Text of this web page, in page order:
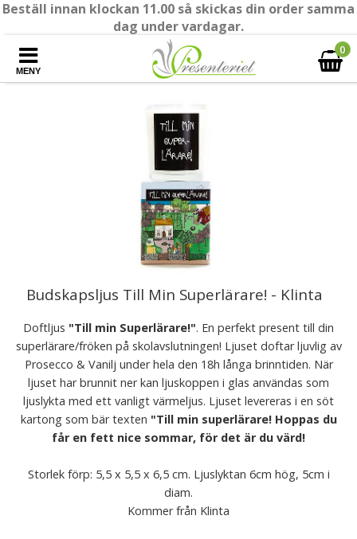
Beställ innan klockan 11.00 så skickas din order samma
dag under vardagar.
MENY
0
Budskapsljus Till Min Superlärare! - Klinta
Doftljus "Till min Superlärare!". En perfekt present till din
superlärare/fröken på skolavslutningen! Ljuset doftar ljuvlig av
Prosecco & Vanilj under hela den 18h långa brinntiden. När
ljuset har brunnit ner kan ljuskoppen i glas användas som
ljuslykta med ett vanligt värmeljus. Ljuset levereras i en söt
kartong som bär texten "Till min superlärare! Hoppas du
får en fett nice sommar, för det är du värd!
Storlek förp: 5,5 x 5,5 x 6,5 cm. Ljuslyktan 6cm hög, 5cm i
diam.
Kommer från Klinta